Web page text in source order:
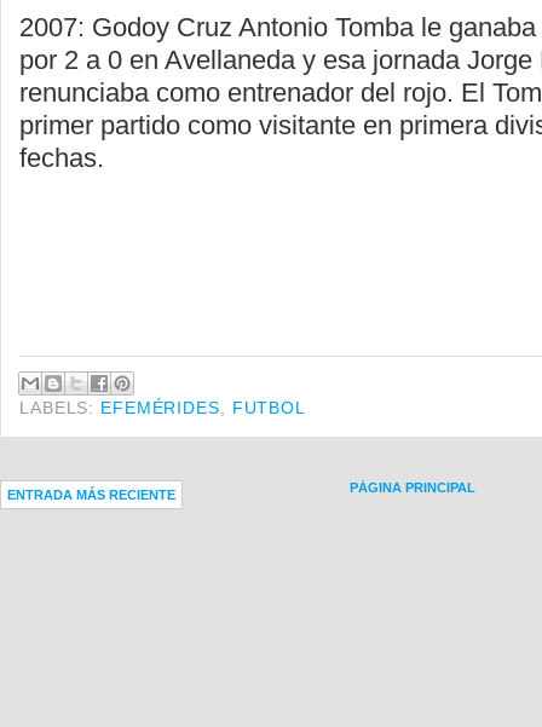
2007: Godoy Cruz Antonio Tomba le
por 2 a 0 en Avellaneda y esa jornada
renunciaba como entrenador del rojo. El
primer partido como visitante en primera
fechas.
LABELS: EFEMÉRIDES FUTBOL
ENTRADA MÁS RECIENTE PÁGINA PRINCIPAL